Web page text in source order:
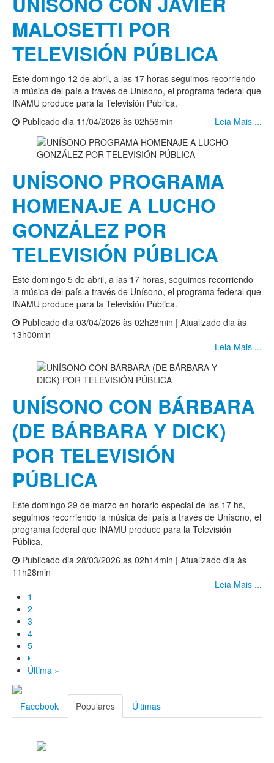
MALOSETTI POR
TELEVISIÓN PÚBLICA
Este domingo 12 de abril, a las 17 horas seguimos recorriendo
la música del país a través de Unísono, el programa federal que
INAMU produce para la Televisión Pública.
Publicado dia 11/04/2026 às 02h56min
Leia Mais ...
UNÍSONO PROGRAMA
HOMENAJE A LUCHO
GONZÁLEZ POR
TELEVISIÓN PÚBLICA
Este domingo 5 de abril, a las 17 horas, seguimos recorriendo
la música del país a través de Unísono, el programa federal que
INAMU produce para la Televisión Pública.
Publicado dia 03/04/2026 às 02h28min | Atualizado dia às
13h00min
Leia Mais ...
UNÍSONO CON BÁRBARA
(DE BÁRBARA Y DICK)
POR TELEVISIÓN
PÚBLICA
Este domingo 29 de marzo en horario especial de las 17 hs,
seguimos recorriendo la música del país a través de Unísono, el
programa federal que INAMU produce para la Televisión
Pública.
Publicado dia 28/03/2026 às 02h14min | Atualizado dia às
11h28min
Leia Mais ...
1
2
3
4
5
Última »
Facebook Populares Últimas